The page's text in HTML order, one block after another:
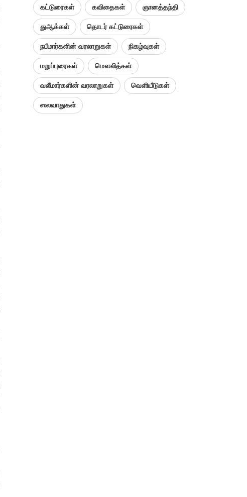
கட்டுரைகள் கவிதைகள் ஞானத்தந்தி
துஆக்கள் தொடர் கட்டுரைகள்
நபீமார்களின் வரலாறுகள் நிகழ்வுகள்
மறுப்புரைகள் மௌலித்கள்
வலீமார்களின் வரலாறுகள் வெளியீடுகள்
ஸலவாதுகள்